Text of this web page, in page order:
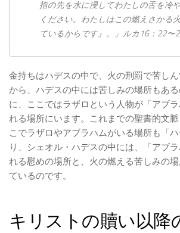
指の先を水に浸してわたしの舌を冷
ください。わたしはこの燃えさかる
ているからです』。」ルカ16：22〜
金持ちはハデスの中で、火の刑罰で苦し
から、ハデスの中には苦しみの場所もあ
に、ここではラザロという人物が「アブ
れる場所にいます。これまでの聖書的文
こでラザロやアブラハムがいる場所も「
り、シェオル・ハデスの中には、「アブ
れる慰めの場所と、火の燃える苦しみの
ているのです。
キリストの贖い以降